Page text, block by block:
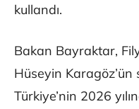
kullandı.
Bakan Bayraktar,
Hüseyin Karagöz’ün
Türkiye’nin 2026